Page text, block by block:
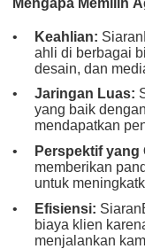
Keahlian:
ahli di berbagai
desain, dan
Jaringan Luas:
yang baik
mendapatkan
Perspektif yang
memberikan
untuk
Efisiensi:
biaya klien
menjalankan